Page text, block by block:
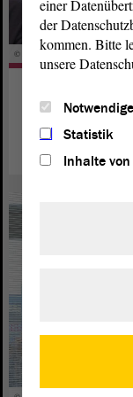
© ltlsa/stb
weiterlesen
einer
der
kommen. Bitte
unsere
Statistik
Inhalte